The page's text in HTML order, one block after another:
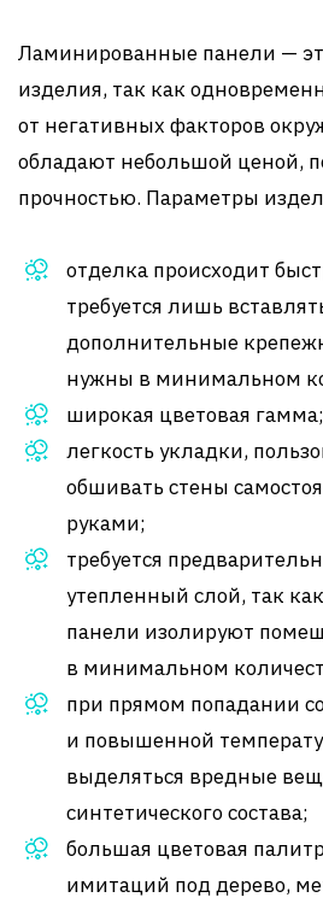
Ламинированные панели —
изделия, так как
от негативных факторов
обладают небольшой ценой,
прочностью. Параметры
отделка происходит
требуется лишь
дополнительные
нужны в минимальном
широкая цветовая гамма;
легкость укладки,
обшивать стены
руками;
требуется
утепленный слой, так
панели изолируют
в минимальном
при прямом попадании
и повышенной
выделяться вредные
синтетического состава;
большая цветовая
имитаций под дерево,